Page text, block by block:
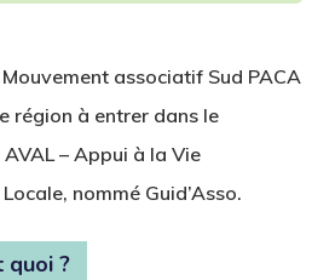
Mouvement associatif Sud PACA
région à entrer dans le
– Appui à la Vie
nommé Guid’Asso.
quoi ?